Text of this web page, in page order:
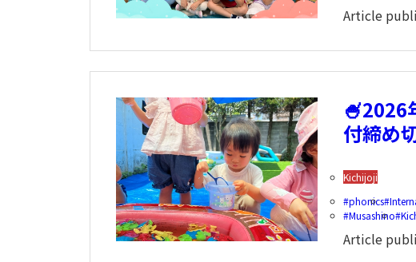
Article
付締め
Kichijoji
phonics
Musashino
Article